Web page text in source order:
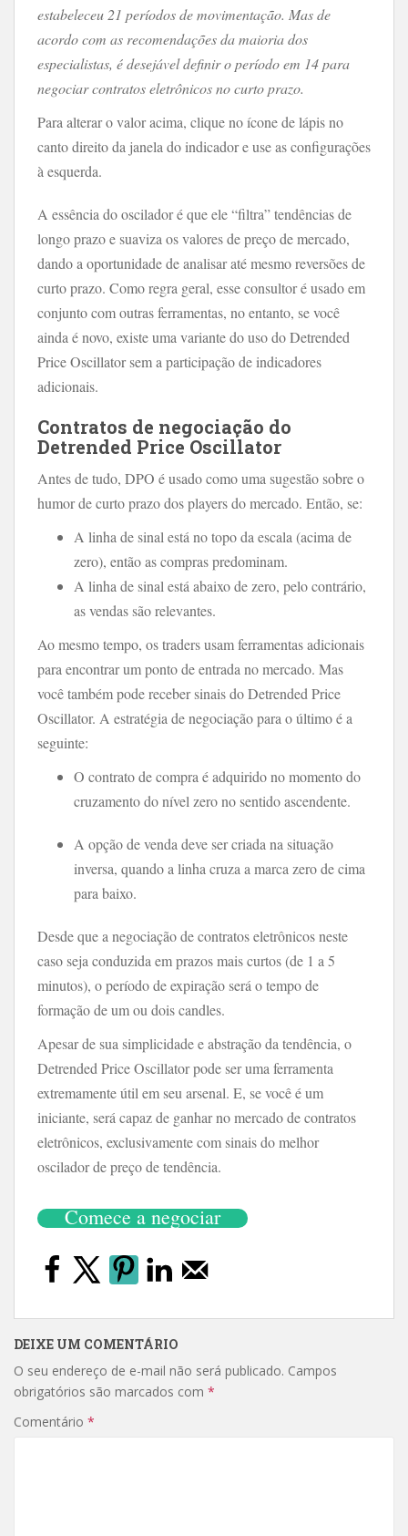
estabeleceu 21 períodos de movimentação. Mas de
acordo com as recomendações da maioria dos
especialistas, é desejável definir o período em 14 para
negociar contratos eletrônicos no curto prazo.
Para alterar o valor acima, clique no ícone de lápis no
canto direito da janela do indicador e use as configurações
à esquerda.
A essência do oscilador é que ele “filtra” tendências de
longo prazo e suaviza os valores de preço de mercado,
dando a oportunidade de analisar até mesmo reversões de
curto prazo. Como regra geral, esse consultor é usado em
conjunto com outras ferramentas, no entanto, se você
ainda é novo, existe uma variante do uso do Detrended
Price Oscillator sem a participação de indicadores
adicionais.
Contratos de negociação do
Detrended Price Oscillator
Antes de tudo, DPO é usado como uma sugestão sobre o
humor de curto prazo dos players do mercado. Então, se:
A linha de sinal está no topo da escala (acima de
zero), então as compras predominam.
A linha de sinal está abaixo de zero, pelo contrário,
as vendas são relevantes.
Ao mesmo tempo, os traders usam ferramentas adicionais
para encontrar um ponto de entrada no mercado. Mas
você também pode receber sinais do Detrended Price
Oscillator. A estratégia de negociação para o último é a
seguinte:
O contrato de compra é adquirido no momento do
cruzamento do nível zero no sentido ascendente.
A opção de venda deve ser criada na situação
inversa, quando a linha cruza a marca zero de cima
para baixo.
Desde que a negociação de contratos eletrônicos neste
caso seja conduzida em prazos mais curtos (de 1 a 5
minutos), o período de expiração será o tempo de
formação de um ou dois candles.
Apesar de sua simplicidade e abstração da tendência, o
Detrended Price Oscillator pode ser uma ferramenta
extremamente útil em seu arsenal. E, se você é um
iniciante, será capaz de ganhar no mercado de contratos
eletrônicos, exclusivamente com sinais do melhor
oscilador de preço de tendência.
Comece a negociar
DEIXE UM COMENTÁRIO
O seu endereço de e-mail não será publicado. Campos
obrigatórios são marcados com *
Comentário *